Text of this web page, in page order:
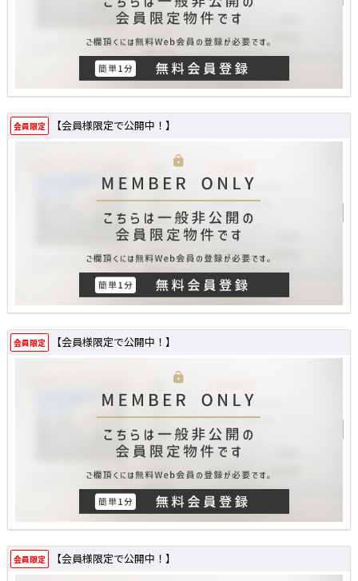
会員限定 【会員様限定で公開中！】
会員限定 【会員様限定で公開中！】
会員限定 【会員様限定で公開中！】